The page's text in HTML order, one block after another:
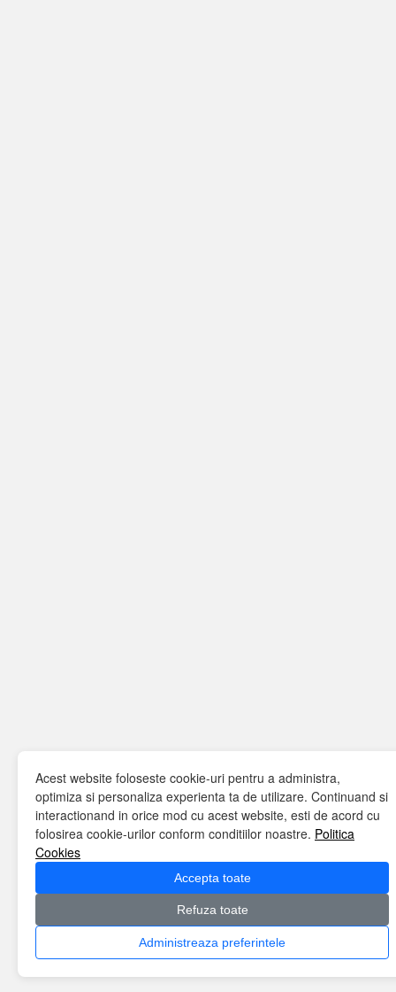
Acest website foloseste cookie-uri pentru a administra,
optimiza si personaliza experienta ta de utilizare. Continuand si
interactionand in orice mod cu acest website, esti de acord cu
folosirea cookie-urilor conform conditiilor noastre. Politica
Cookies
Accepta toate
Refuza toate
Administreaza preferintele